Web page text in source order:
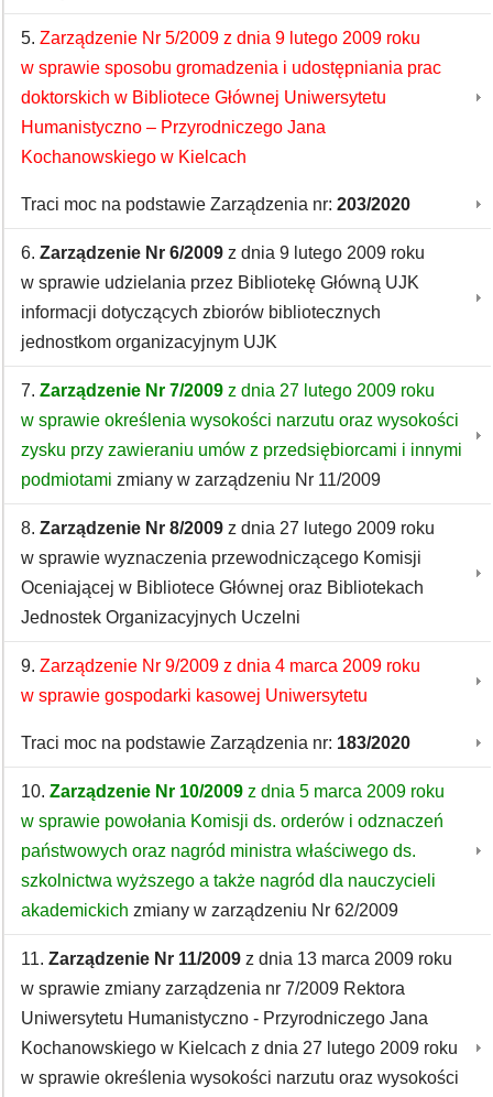
5. Zarządzenie Nr 5/2009 z dnia 9 lutego 2009 roku
w sprawie sposobu gromadzenia i udostępniania prac
doktorskich w Bibliotece Głównej Uniwersytetu
Humanistyczno – Przyrodniczego Jana
Kochanowskiego w Kielcach
Traci moc na podstawie Zarządzenia nr: 203/2020
6. Zarządzenie Nr 6/2009 z dnia 9 lutego 2009 roku
w sprawie udzielania przez Bibliotekę Główną UJK
informacji dotyczących zbiorów bibliotecznych
jednostkom organizacyjnym UJK
7. Zarządzenie Nr 7/2009 z dnia 27 lutego 2009 roku
w sprawie określenia wysokości narzutu oraz wysokości
zysku przy zawieraniu umów z przedsiębiorcami i innymi
podmiotami zmiany w zarządzeniu Nr 11/2009
8. Zarządzenie Nr 8/2009 z dnia 27 lutego 2009 roku
w sprawie wyznaczenia przewodniczącego Komisji
Oceniającej w Bibliotece Głównej oraz Bibliotekach
Jednostek Organizacyjnych Uczelni
9. Zarządzenie Nr 9/2009 z dnia 4 marca 2009 roku
w sprawie gospodarki kasowej Uniwersytetu
Traci moc na podstawie Zarządzenia nr: 183/2020
10. Zarządzenie Nr 10/2009 z dnia 5 marca 2009 roku
w sprawie powołania Komisji ds. orderów i odznaczeń
państwowych oraz nagród ministra właściwego ds.
szkolnictwa wyższego a także nagród dla nauczycieli
akademickich zmiany w zarządzeniu Nr 62/2009
11. Zarządzenie Nr 11/2009 z dnia 13 marca 2009 roku
w sprawie zmiany zarządzenia nr 7/2009 Rektora
Uniwersytetu Humanistyczno - Przyrodniczego Jana
Kochanowskiego w Kielcach z dnia 27 lutego 2009 roku
w sprawie określenia wysokości narzutu oraz wysokości